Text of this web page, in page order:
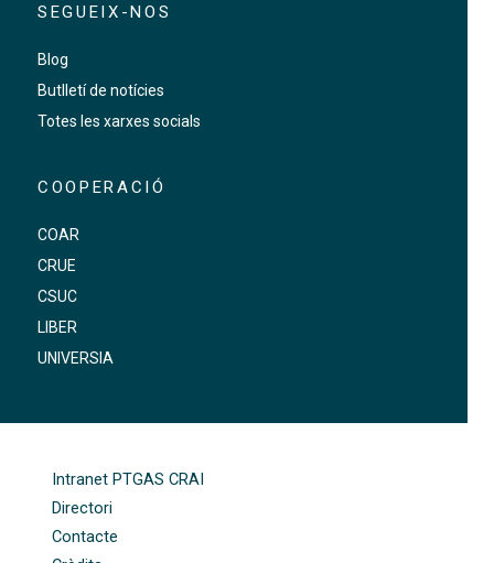
SEGUEIX-NOS
Blog
Butlletí de notícies
Totes les xarxes socials
COOPERACIÓ
COAR
CRUE
CSUC
LIBER
UNIVERSIA
Intranet PTGAS CRAI
Directori
Contacte